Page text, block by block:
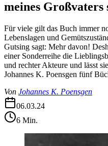
meines Großvaters
Für viele gilt das Buch immer
Lebenslagen und
Gutsing sagt: Mehr davon!
einer Sonderreihe die
und rechter Akteure und lässt
Johannes K. Poensgen fünf
Von Johannes K. Poensgen
06.03.24
6 Min.